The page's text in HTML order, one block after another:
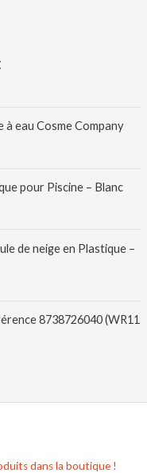
eau Cosme Company
pour Piscine – Blanc
de neige en Plastique –
8738726040 (WR11
dans la boutique !